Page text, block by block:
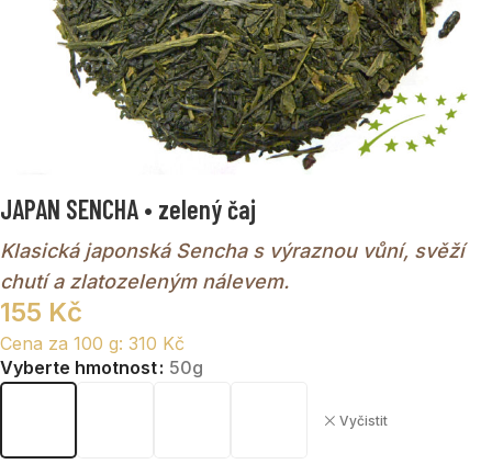
JAPAN SENCHA • zelený čaj
Klasická japonská Sencha s výraznou vůní, svěží
chutí a zlatozeleným nálevem.
155 Kč
Cena za 100 g: 310 Kč
Vyberte hmotnost 50g
Vyčistit